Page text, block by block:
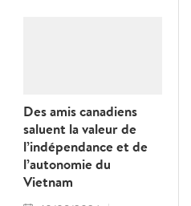
Des amis canadiens
saluent la valeur de
l’indépendance et de
l’autonomie du
Vietnam